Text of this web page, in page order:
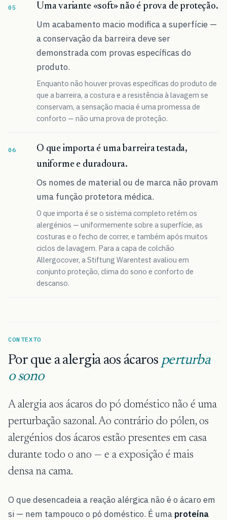
Uma variante «soft» não é prova de proteção.
Um acabamento macio modifica a superfície —
a conservação da barreira deve ser
demonstrada com provas específicas do
produto.
Enquanto não houver provas específicas do produto de
que a barreira, a costura e a resistência à lavagem se
conservam, a sensação macia é uma promessa de
conforto — não uma prova de proteção.
O que importa é uma barreira testada,
uniforme e duradoura.
Os nomes de material ou de marca não provam
uma função protetora médica.
O que importa é se o sistema completo retém os
alergénios — uniformemente sobre a superfície, as
costuras e o fecho de correr, e também após muitos
ciclos de lavagem. Para a capa de colchão
Allergocover, a Stiftung Warentest avaliou em
conjunto proteção, clima do sono e conforto de
descanso.
CONTEXTO
Por que a alergia aos ácaros perturba
o sono
A alergia aos ácaros do pó doméstico não é uma
perturbação sazonal. Ao contrário do pólen, os
alergénios dos ácaros estão presentes em casa
durante todo o ano — e a exposição é mais
densa na cama.
O que desencadeia a reação alérgica não é o ácaro em
si — nem tampouco o pó doméstico. É uma proteína